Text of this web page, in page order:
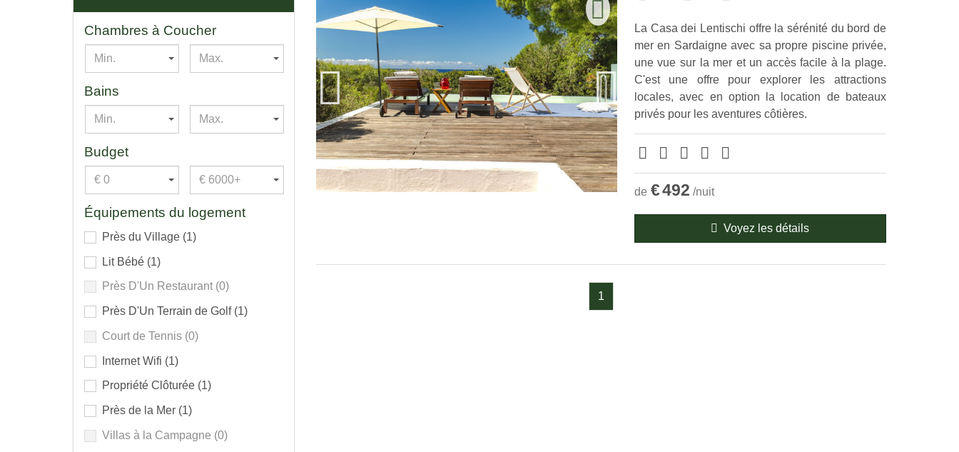
La Casa dei Lentischi offre la sérénité du bord de
mer en Sardaigne avec sa propre piscine privée,
une vue sur la mer et un accès facile à la plage.
C'est une offre pour explorer les attractions
locales, avec en option la location de bateaux
privés pour les aventures côtières.
de €492 /nuit
Voyez les détails
1
Chambres à Coucher
Min. Max.
Bains
Min. Max.
Budget
€ 0 € 6000+
Équipements du logement
Près du Village (1)
Lit Bébé (1)
Près D'Un Restaurant (0)
Près D'Un Terrain de Golf (1)
Court de Tennis (0)
Internet Wifi (1)
Propriété Clôturée (1)
Près de la Mer (1)
Villas à la Campagne (0)